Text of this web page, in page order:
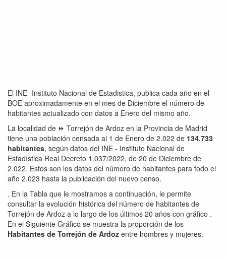
El INE -Instituto Nacional de Estadistica, publica cada año en el
BOE aproximadamente en el mes de Diciembre el número de
habitantes actualizado con datos a Enero del mismo año.
La localidad de ⏩ Torrejón de Ardoz en la Provincia de Madrid
tiene una población censada al 1 de Enero de 2.022 de 134.733
habitantes, según datos del INE - Instituto Nacional de
Estadística Real Decreto 1.037/2022, de 20 de Diciembre de
2.022. Estos son los datos del número de habitantes para todo el
año 2.023 hasta la publicación del nuevo censo.
. En la Tabla que le mostramos a continuación, le permite
consultar la evolución histórica del número de habitantes de
Torrejón de Ardoz a lo largo de los últimos 20 años con gráfico .
En el Siguiente Gráfico se muestra la proporción de los
Habitantes de Torrejón de Ardoz entre hombres y mujeres.